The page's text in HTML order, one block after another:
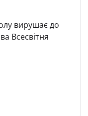
вирушає до
Всесвітня